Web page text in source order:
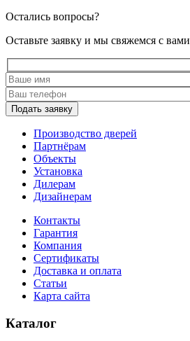
Остались вопросы?
Оставьте заявку и мы свяжемся с вами
Подать заявку
Производство дверей
Партнёрам
Объекты
Установка
Дилерам
Дизайнерам
Контакты
Гарантия
Компания
Сертификаты
Доставка и оплата
Статьи
Карта сайта
Каталог